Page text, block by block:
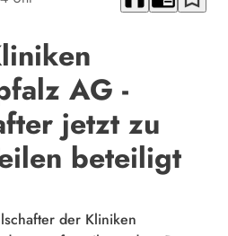
AG -
jetzt zu
beteiligt
der Kliniken